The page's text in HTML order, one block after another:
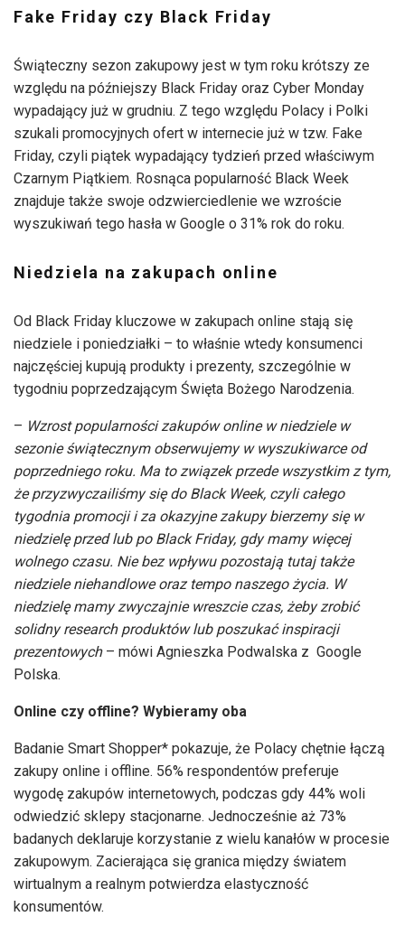
Fake Friday czy Black Friday
Świąteczny sezon zakupowy jest w tym roku krótszy ze
względu na późniejszy Black Friday oraz Cyber Monday
wypadający już w grudniu. Z tego względu Polacy i Polki
szukali promocyjnych ofert w internecie już w tzw. Fake
Friday, czyli piątek wypadający tydzień przed właściwym
Czarnym Piątkiem. Rosnąca popularność Black Week
znajduje także swoje odzwierciedlenie we wzroście
wyszukiwań tego hasła w Google o 31% rok do roku.
Niedziela na zakupach online
Od Black Friday kluczowe w zakupach online stają się
niedziele i poniedziałki – to właśnie wtedy konsumenci
najczęściej kupują produkty i prezenty, szczególnie w
tygodniu poprzedzającym Święta Bożego Narodzenia.
– Wzrost popularności zakupów online w niedziele w
sezonie świątecznym obserwujemy w wyszukiwarce od
poprzedniego roku. Ma to związek przede wszystkim z tym,
że przyzwyczailiśmy się do Black Week, czyli całego
tygodnia promocji i za okazyjne zakupy bierzemy się w
niedzielę przed lub po Black Friday, gdy mamy więcej
wolnego czasu. Nie bez wpływu pozostają tutaj także
niedziele niehandlowe oraz tempo naszego życia. W
niedzielę mamy zwyczajnie wreszcie czas, żeby zrobić
solidny research produktów lub poszukać inspiracji
prezentowych – mówi Agnieszka Podwalska z Google
Polska.
Online czy offline? Wybieramy oba
Badanie Smart Shopper* pokazuje, że Polacy chętnie łączą
zakupy online i offline. 56% respondentów preferuje
wygodę zakupów internetowych, podczas gdy 44% woli
odwiedzić sklepy stacjonarne. Jednocześnie aż 73%
badanych deklaruje korzystanie z wielu kanałów w procesie
zakupowym. Zacierająca się granica między światem
wirtualnym a realnym potwierdza elastyczność
konsumentów.